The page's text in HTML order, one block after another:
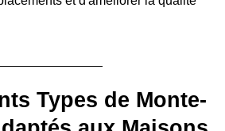
Types de Monte-